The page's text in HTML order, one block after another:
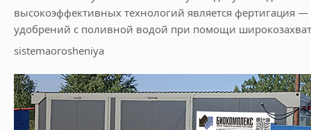
высокоэффективных технологий является фертигация
удобрений с поливной водой при помощи
sistemaorosheniya